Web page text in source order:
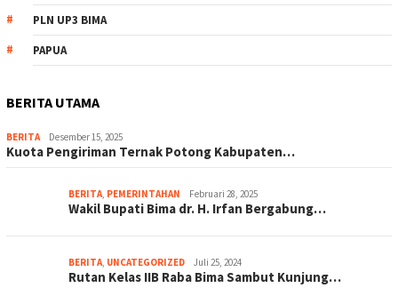
PLN UP3 BIMA
PAPUA
BERITA UTAMA
BERITA Desember 15, 2025
Kuota Pengiriman Ternak Potong Kabupaten…
BERITA PEMERINTAHAN Februari 28, 2025
Wakil Bupati Bima dr. H. Irfan Bergabung…
BERITA UNCATEGORIZED Juli 25, 2024
Rutan Kelas IIB Raba Bima Sambut Kunjung…